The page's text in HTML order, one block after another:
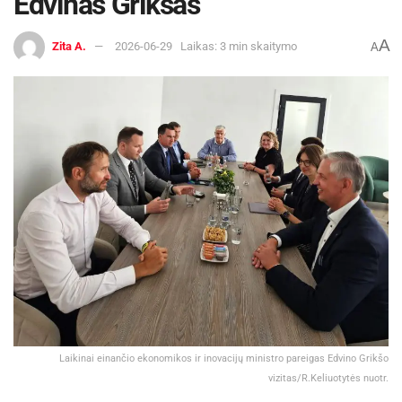
Zita A. 2026-06-29 Laikas: 3 min skaitymo AA
Laikinai einančio ekonomikos ir inovacijų ministro pareigas Edvino Grikšo
vizitas/R.Keliuotytės nuotr.